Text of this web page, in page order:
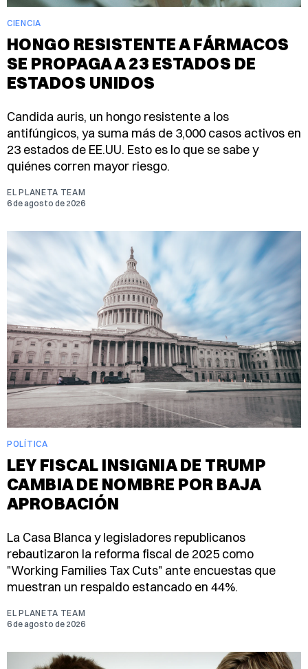
CIENCIA
HONGO RESISTENTE A FÁRMACOS
SE PROPAGA A 23 ESTADOS DE
ESTADOS UNIDOS
Candida auris, un hongo resistente a los
antifúngicos, ya suma más de 3,000 casos activos en
23 estados de EE.UU. Esto es lo que se sabe y
quiénes corren mayor riesgo.
EL PLANETA TEAM
6 de agosto de 2026
POLÍTICA
LEY FISCAL INSIGNIA DE TRUMP
CAMBIA DE NOMBRE POR BAJA
APROBACIÓN
La Casa Blanca y legisladores republicanos
rebautizaron la reforma fiscal de 2025 como
"Working Families Tax Cuts" ante encuestas que
muestran un respaldo estancado en 44%.
EL PLANETA TEAM
6 de agosto de 2026